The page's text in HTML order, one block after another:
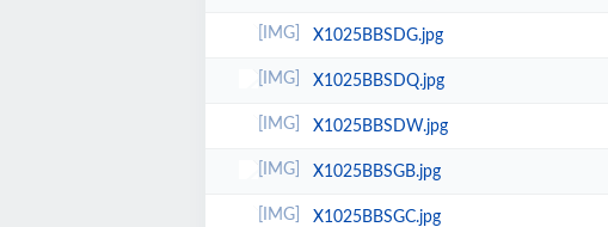
X1025BBSDG.jpg
X1025BBSDQ.jpg
X1025BBSDW.jpg
X1025BBSGB.jpg
X1025BBSGC.jpg